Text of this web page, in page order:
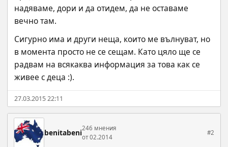
надяваме, дори и да отидем, да не оставаме
вечно там.
Сигурно има и други неща, които ме вълнуват, но
в момента просто не се сещам. Като цяло ще се
радвам на всякаква информация за това как се
живее с деца :).
27.03.2015 22:11
benitabeni246 мнения
от 02.2014
#2